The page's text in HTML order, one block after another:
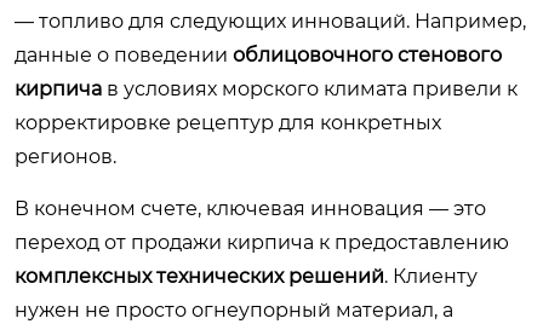
— топливо для следующих инноваций. Например,
данные о поведении облицовочного стенового
кирпича в условиях морского климата привели к
корректировке рецептур для конкретных
регионов.
В конечном счете, ключевая инновация — это
переход от продажи кирпича к предоставлению
комплексных технических решений. Клиенту
нужен не просто огнеупорный материал, а